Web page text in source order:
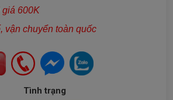
giá 600K
vận chuyển toàn quốc
Tình trạng